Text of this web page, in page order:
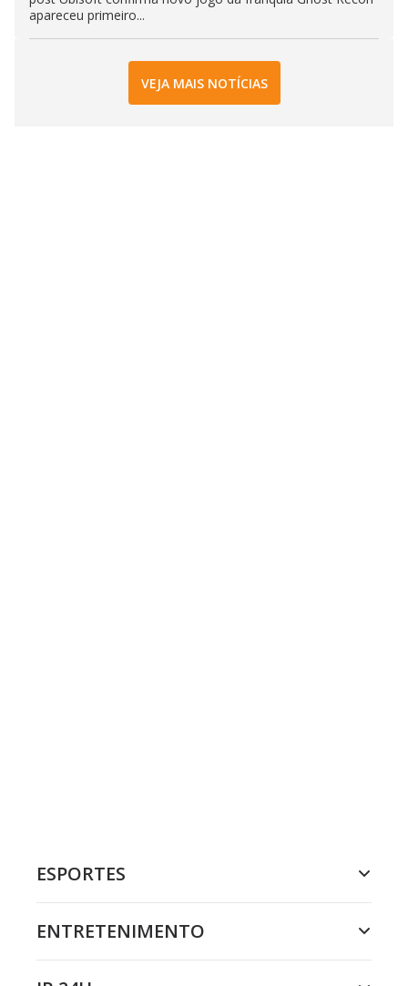
apareceu primeiro...
VEJA MAIS NOTÍCIAS
ESPORTES
ENTRETENIMENTO